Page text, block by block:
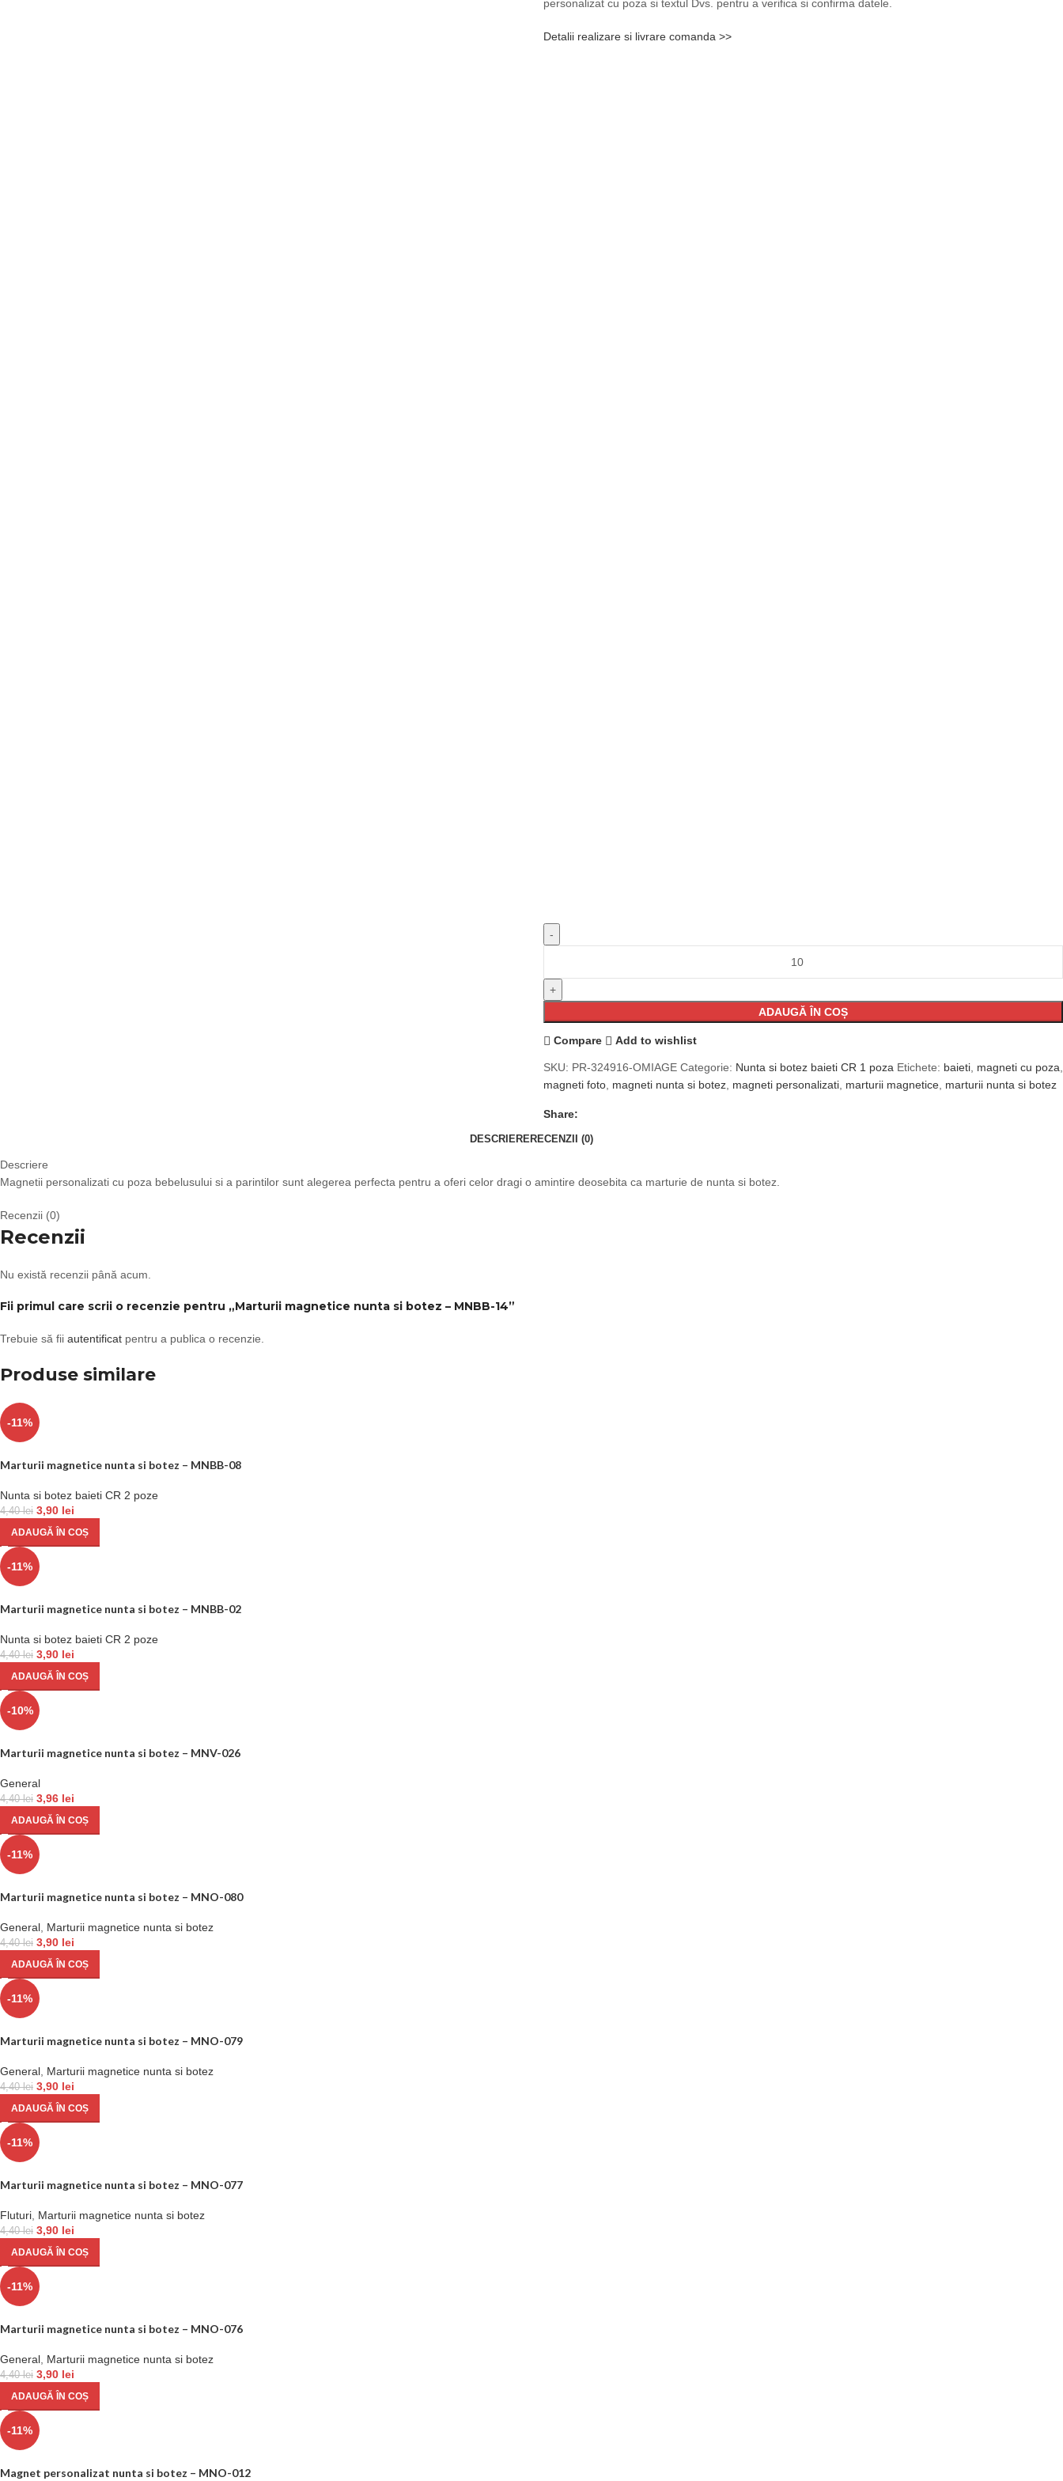
personalizat cu poza si textul Dvs. pentru a verifica si confirma datele.
Detalii realizare si livrare comanda >>
ADAUGĂ ÎN COȘ
Compare Add to wishlist
SKU: PR-324916-OMIAGE Categorie: Nunta si botez baieti CR 1 poza Etichete: baieti magneti cu poza
magneti foto magneti nunta si botez magneti personalizati marturii magnetice marturii nunta si botez
Share:
DESCRIERERECENZII (0)
Descriere
Magnetii personalizati cu poza bebelusului si a parintilor sunt alegerea perfecta pentru a oferi celor dragi o amintire deosebita ca marturie de nunta si botez.
Recenzii (0)
Recenzii
Nu există recenzii până acum.
Fii primul care scrii o recenzie pentru „Marturii magnetice nunta si botez – MNBB-14”
Trebuie să fii autentificat pentru a publica o recenzie.
Produse similare
-11%
Marturii magnetice nunta si botez – MNBB-08
Nunta si botez baieti CR 2 poze
4,40lei 3,90 lei
ADAUGĂ ÎN COȘ
-11%
Marturii magnetice nunta si botez – MNBB-02
Nunta si botez baieti CR 2 poze
4,40lei 3,90 lei
ADAUGĂ ÎN COȘ
-10%
Marturii magnetice nunta si botez – MNV-026
General
4,40lei 3,96 lei
ADAUGĂ ÎN COȘ
-11%
Marturii magnetice nunta si botez – MNO-080
General Marturii magnetice nunta si botez
4,40lei 3,90 lei
ADAUGĂ ÎN COȘ
-11%
Marturii magnetice nunta si botez – MNO-079
General Marturii magnetice nunta si botez
4,40lei 3,90 lei
ADAUGĂ ÎN COȘ
-11%
Marturii magnetice nunta si botez – MNO-077
Fluturi Marturii magnetice nunta si botez
4,40lei 3,90 lei
ADAUGĂ ÎN COȘ
-11%
Marturii magnetice nunta si botez – MNO-076
General Marturii magnetice nunta si botez
4,40lei 3,90 lei
ADAUGĂ ÎN COȘ
-11%
Magnet personalizat nunta si botez – MNO-012